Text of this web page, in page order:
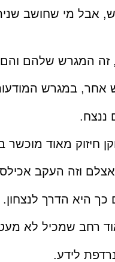
אבל מי שחושב
המגרש שלהם והם
אחר, במגרש
ננצח.
חיזוק מאוד מוכשר
וזה העקב
היא הדרך לנצחון.
רחב שמכיל לא
לידע.